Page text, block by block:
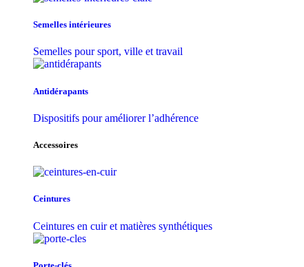
Semelles intérieures
Semelles pour sport, ville et travail
Antidérapants
Dispositifs pour améliorer l’adhérence
Accessoires
Ceintures
Ceintures en cuir et matières synthétiques